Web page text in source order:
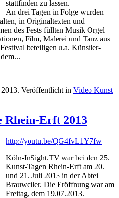
stattfinden zu lassen.
An drei Tagen in Folge wurden
in Originaltexten und
des Fests füllten Musik Orgel
Film, Malerei und Tanz aus
beteiligen u.a. Künstler-
2013. Veröffentlicht in Video Kunst
Rhein-Erft 2013
http://youtu.be/QG4fvL1Y7fw
Köln-InSight.TV war bei den 25.
Kunst-Tagen Rhein-Erft am 20.
und 21. Juli 2013 in der Abtei
Brauweiler. Die Eröffnung war am
Freitag, dem 19.07.2013.